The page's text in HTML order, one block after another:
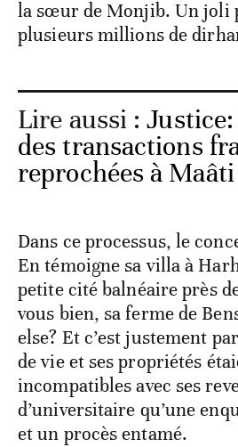
la sœur de Monjib. Un joli
plusieurs millions de
Lire aussi :
des transactions
reprochées à
Dans ce processus, le
En témoigne sa villa à
petite cité balnéaire près
vous bien, sa ferme de
else? Et c’est justement
de vie et ses propriétés
incompatibles avec ses
d’universitaire qu’une
et un procès entamé.